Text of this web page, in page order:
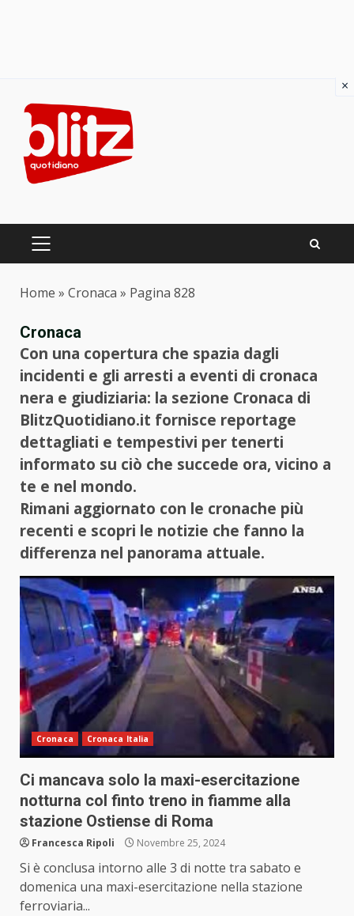
content
PRIMARY
Home » Cronaca » Pagina 828
Cronaca
Con una copertura che spazia dagli
incidenti e gli arresti a eventi di cronaca
nera e giudiziaria: la sezione Cronaca di
BlitzQuotidiano.it fornisce reportage
dettagliati e tempestivi per tenerti
informato su ciò che succede ora, vicino a
te e nel mondo.
Rimani aggiornato con le cronache più
recenti e scopri le notizie che fanno la
differenza nel panorama attuale.
Cronaca Cronaca Italia
Ci mancava solo la maxi-esercitazione
notturna col finto treno in fiamme alla
stazione Ostiense di Roma
Francesca Ripoli Novembre 25, 2024
Si è conclusa intorno alle 3 di notte tra sabato e
domenica una maxi-esercitazione nella stazione
ferroviaria...
×